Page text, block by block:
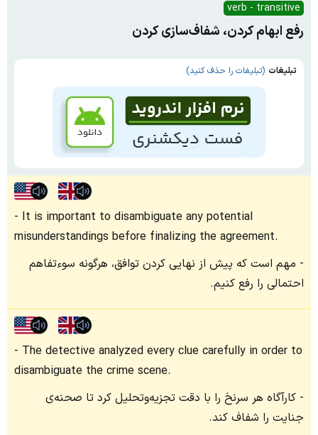
verb - transitive
رفع ابهام کردن، شفاف‌سازی کردن
تبلیغات (تبلیغات را حذف کنید)
It is important to disambiguate any potential
misunderstandings before finalizing the agreement.
مهم است که پیش از نهایی کردن توافق، هرگونه سوءتفاهم
احتمالی را رفع کنیم.
The detective analyzed every clue carefully in order to
disambiguate the crime scene.
کارآگاه هر سرنخ را با دقت تجزیه‌وتحلیل کرد تا صحنه‌ی
جنایت را شفاف کند.